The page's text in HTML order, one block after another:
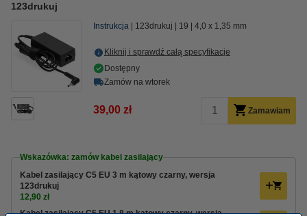
123drukuj
Instrukcja 123drukuj 19 4,0 x 1,35 mm
Kliknij i sprawdź całą specyfikacje
Dostępny
Zamów na wtorek
39,00 zł Zamawiam
Wskazówka: zamów kabel zasilający
Kabel zasilający C5 EU 3 m kątowy czarny, wersja
123drukuj
12,90 zł
Kabel zasilający C5 EU 1,8 m kątowy czarny, wersja